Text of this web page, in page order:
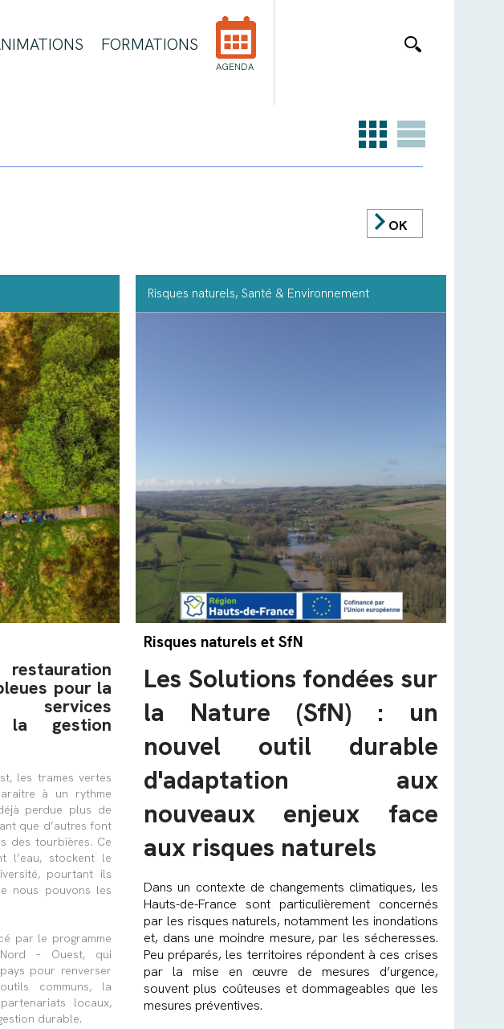
FORMATIONS
AGENDA
OK
pour la
services
la gestion
les trames vertes
à un rythme
perdue plus de
que d’autres font
des tourbières. Ce
l’eau, stockent le
pourtant ils
nous pouvons les
par le programme
– Ouest, qui
pour renverser
communs, la
locaux,
durable.
Risques naturels, Santé & Environnement
Risques naturels et SfN
Les Solutions fondées sur
la Nature (SfN) : un
nouvel outil durable
d'adaptation aux
nouveaux enjeux face
aux risques naturels
Dans un contexte de changements climatiques, les
Hauts-de-France sont particulièrement concernés
par les risques naturels, notamment les inondations
et, dans une moindre mesure, par les sécheresses.
Peu préparés, les territoires répondent à ces crises
par la mise en œuvre de mesures d’urgence,
souvent plus coûteuses et dommageables que les
mesures préventives.